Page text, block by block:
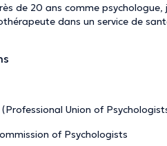
de 20 ans comme
dans un service de
Union of
of Psychologists